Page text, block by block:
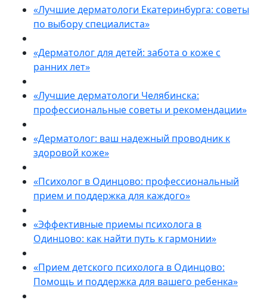
«Лучшие дерматологи Екатеринбурга: советы
по выбору специалиста»
«Дерматолог для детей: забота о коже с
ранних лет»
«Лучшие дерматологи Челябинска:
профессиональные советы и рекомендации»
«Дерматолог: ваш надежный проводник к
здоровой коже»
«Психолог в Одинцово: профессиональный
прием и поддержка для каждого»
«Эффективные приемы психолога в
Одинцово: как найти путь к гармонии»
«Прием детского психолога в Одинцово:
Помощь и поддержка для вашего ребенка»